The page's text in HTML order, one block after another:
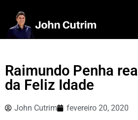
Raimundo Penha
da Feliz Idade
John Cutrim fevereiro 20, 2020